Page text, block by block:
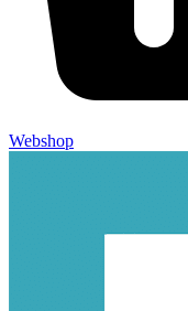
Webshop